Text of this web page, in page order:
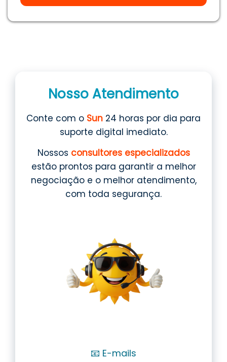
Nosso Atendimento
Conte com o Sun 24 horas por dia para
suporte digital imediato.
Nossos consultores especializados
estão prontos para garantir a melhor
negociação e o melhor atendimento,
com toda segurança.
📧 E-mails